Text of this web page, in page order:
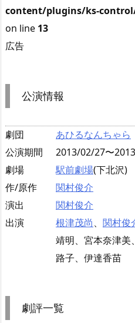
content/plugins/ks-
on line 13
広告
公演情報
劇団
あひるなんちゃら
公演期間
2013/02/27〜
劇場
駅前劇場(下北沢)
作/原作
関村俊介
演出
関村俊介
出演
根津茂尚、 関村俊
靖明、宮本奈津美
路子、伊達香苗
劇評一覧